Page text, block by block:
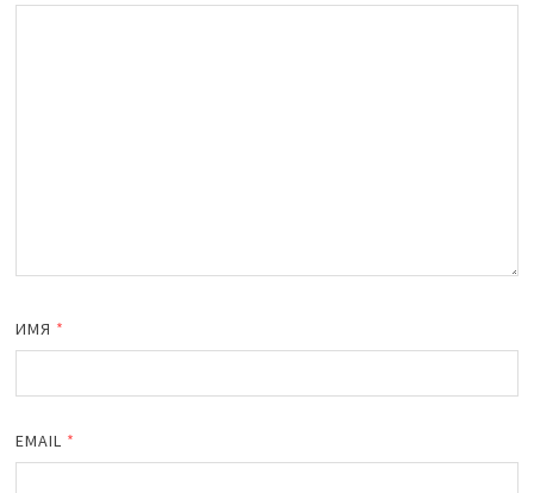
ИМЯ *
EMAIL *